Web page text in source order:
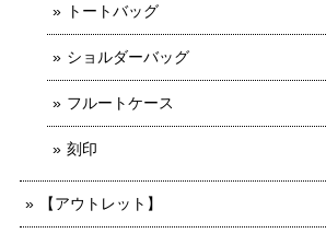
トートバッグ
ショルダーバッグ
フルートケース
刻印
【アウトレット】